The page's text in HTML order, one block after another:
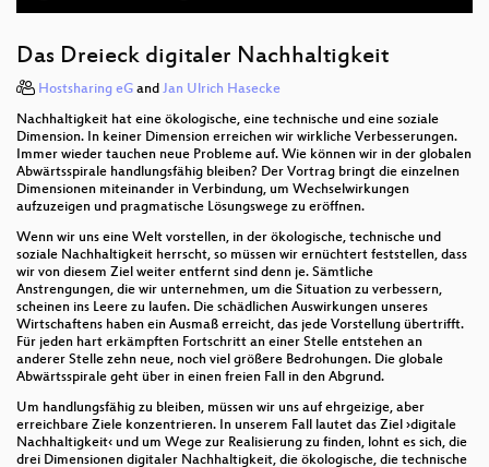
Gesundheitsversorgung (DE)
ein Leben jenseits von Markt und Staat
TURBOFLIP - Digitalisierung und Nachhaltigkeit fürs
Museum
R Lernen: Warum die Zivilgesellschaft eigene
Kompetenzzentren braucht
Parkplatzzählung und Parkraumanalysen mit
OpenStreetMap
New World, New Work - Eine Spekulative
Annäherung an die Arbeitswelt von Morgen
Simuliert statt produziert – Mit 3D Mode in eine
nachhaltigere Zukunft?
Das Dreieck digitaler Nachhaltigkeit
Hostsharing eG and Jan Ulrich Hasecke
Nachhaltigkeit hat eine ökologische, eine technische und eine soziale
Dimension. In keiner Dimension erreichen wir wirkliche Verbesserungen.
Immer wieder tauchen neue Probleme auf. Wie können wir in der globalen
Abwärtsspirale handlungsfähig bleiben? Der Vortrag bringt die einzelnen
Dimensionen miteinander in Verbindung, um Wechselwirkungen
aufzuzeigen und pragmatische Lösungswege zu eröffnen.
Wenn wir uns eine Welt vorstellen, in der ökologische, technische und
soziale Nachhaltigkeit herrscht, so müssen wir ernüchtert feststellen, dass
wir von diesem Ziel weiter entfernt sind denn je. Sämtliche
Anstrengungen, die wir unternehmen, um die Situation zu verbessern,
scheinen ins Leere zu laufen. Die schädlichen Auswirkungen unseres
Wirtschaftens haben ein Ausmaß erreicht, das jede Vorstellung übertrifft.
Für jeden hart erkämpften Fortschritt an einer Stelle entstehen an
anderer Stelle zehn neue, noch viel größere Bedrohungen. Die globale
Abwärtsspirale geht über in einen freien Fall in den Abgrund.
Um handlungsfähig zu bleiben, müssen wir uns auf ehrgeizige, aber
erreichbare Ziele konzentrieren. In unserem Fall lautet das Ziel ›digitale
Nachhaltigkeit‹ und um Wege zur Realisierung zu finden, lohnt es sich, die
drei Dimensionen digitaler Nachhaltigkeit, die ökologische, die technische